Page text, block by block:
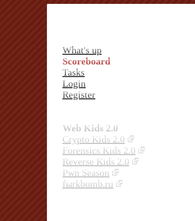
What's up
Scoreboard
Tasks
Login
Register
Web Kids 2.0
Crypto Kids 2.0
Forensics Kids 2.0
Reverse Kids 2.0
Pwn Season
fыrkbomb.ru